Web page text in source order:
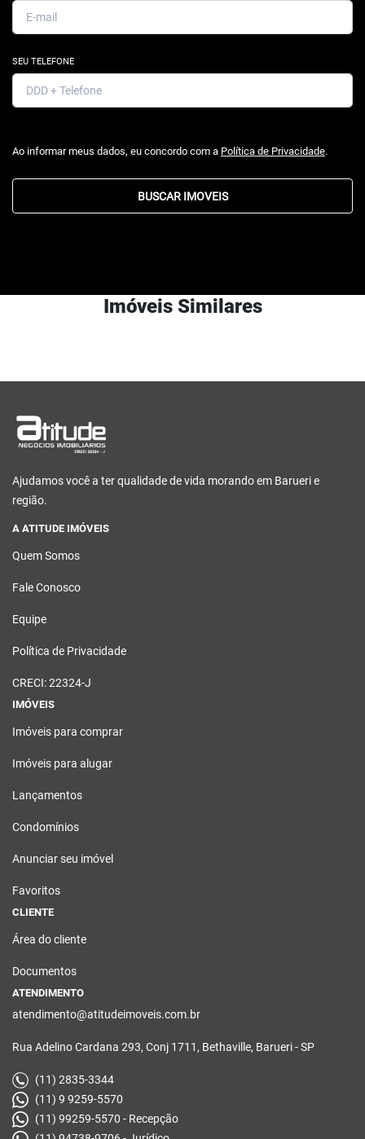
SEU TELEFONE
Ao informar meus dados, eu concordo com a Política de Privacidade.
BUSCAR IMOVEIS
Imóveis Similares
Ajudamos você a ter qualidade de vida morando em Barueri e
região.
A ATITUDE IMÓVEIS
Quem Somos
Fale Conosco
Equipe
Política de Privacidade
CRECI: 22324-J
IMÓVEIS
Imóveis para comprar
Imóveis para alugar
Lançamentos
Condomínios
Anunciar seu imóvel
Favoritos
CLIENTE
Área do cliente
Documentos
ATENDIMENTO
atendimento@atitudeimoveis.com.br
Rua Adelino Cardana 293, Conj 1711, Bethaville, Barueri - SP
(11) 2835-3344
(11) 9 9259-5570
(11) 99259-5570 - Recepção